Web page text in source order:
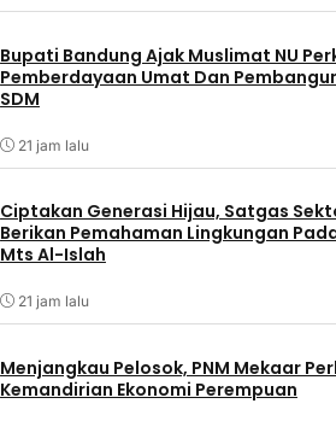
Bupati Bandung Ajak Muslimat NU
Pemberdayaan Umat Dan
SDM
21 jam lalu
Ciptakan Generasi Hijau, Satgas
Berikan Pemahaman Lingkungan
Mts Al-Islah
21 jam lalu
Menjangkau Pelosok, PNM Mekaar
Kemandirian Ekonomi Perempuan